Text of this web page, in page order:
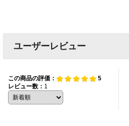
ユーザーレビュー
この商品の評価：
5
レビュー数： 1